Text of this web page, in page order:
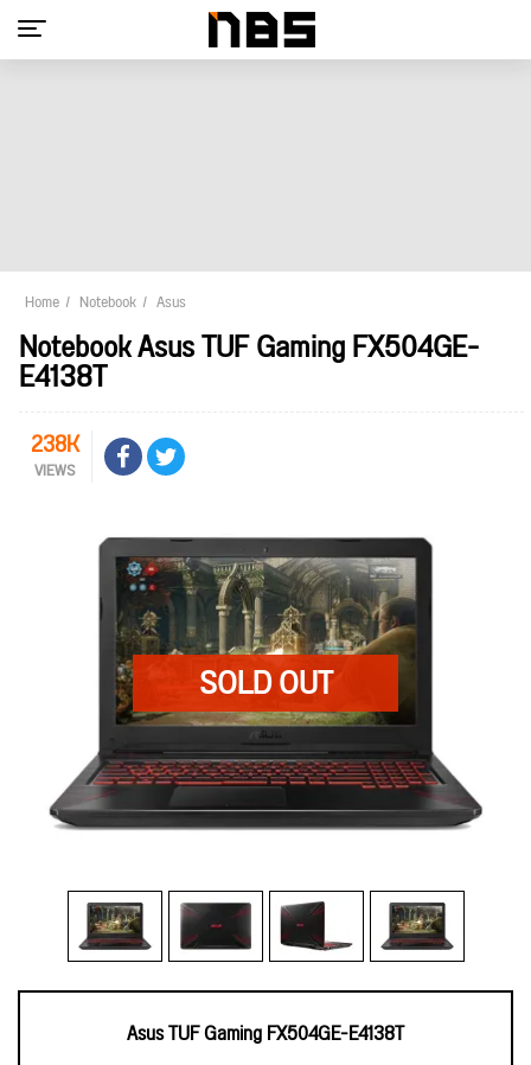
Home Notebook Asus
Notebook Asus TUF Gaming FX504GE-
E4138T
238K
VIEWS
Asus TUF Gaming FX504GE-E4138T